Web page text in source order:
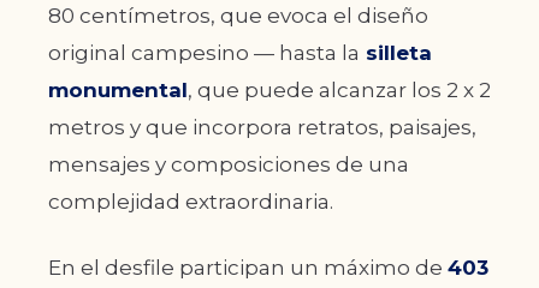
80 centímetros, que evoca el diseño
original campesino — hasta la silleta
monumental, que puede alcanzar los 2 x 2
metros y que incorpora retratos, paisajes,
mensajes y composiciones de una
complejidad extraordinaria.
En el desfile participan un máximo de 403